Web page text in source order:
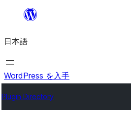
を
ス
キ
プ
日本語
WordPress を入手
Plugin Directory